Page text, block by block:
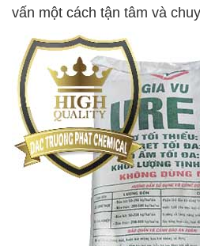
vấn một cách tận tâm và